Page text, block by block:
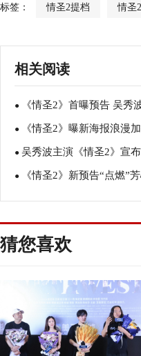
标签： 情圣2提档 情圣2
相关阅读
● 《情圣2》首曝预告 吴秀
飙戏拜年
● 《情圣2》曝新海报浪漫
春节档
● 吴秀波主演《情圣2》宣
换男主角补拍？
● 《情圣2》新预告“点燃”
绝对有戏
猜您喜欢